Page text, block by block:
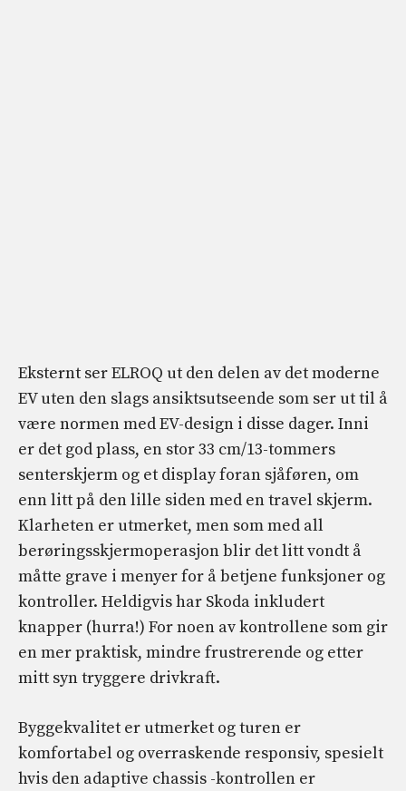
Eksternt ser ELROQ ut den delen av det moderne
EV uten den slags ansiktsutseende som ser ut til å
være normen med EV-design i disse dager. Inni
er det god plass, en stor 33 cm/13-tommers
senterskjerm og et display foran sjåføren, om
enn litt på den lille siden med en travel skjerm.
Klarheten er utmerket, men som med all
berøringsskjermoperasjon blir det litt vondt å
måtte grave i menyer for å betjene funksjoner og
kontroller. Heldigvis har Skoda inkludert
knapper (hurra!) For noen av kontrollene som gir
en mer praktisk, mindre frustrerende og etter
mitt syn tryggere drivkraft.
Byggekvalitet er utmerket og turen er
komfortabel og overraskende responsiv, spesielt
hvis den adaptive chassis -kontrollen er